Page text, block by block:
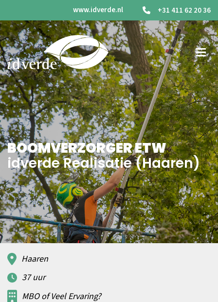
www.idverde.nl +31 411 62 20 36
BOOMVERZORGER ETW
idverde Realisatie (Haaren)
Haaren
37 uur
MBO of Veel Ervaring?